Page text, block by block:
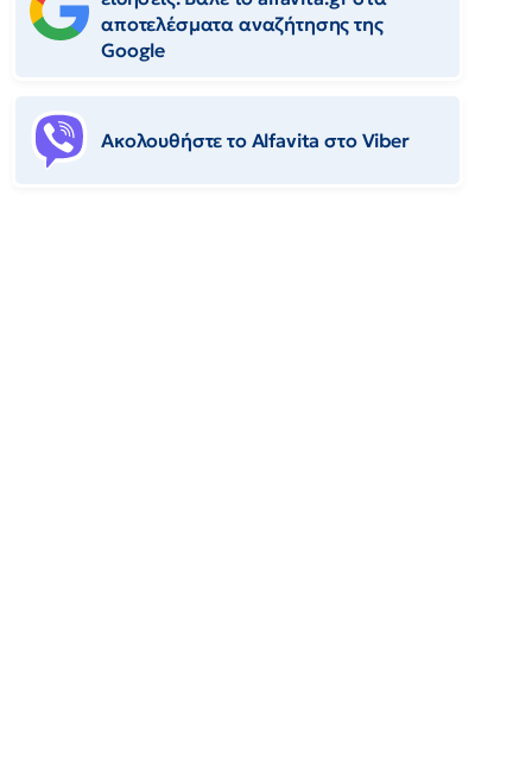
αποτελέσματα αναζήτησης της
Google
Ακολουθήστε το Αlfavita στο Viber